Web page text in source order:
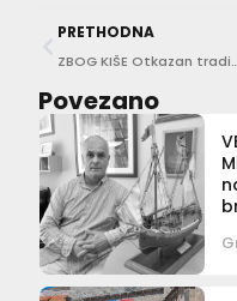
PRETHODNA
ZBOG KIŠE Otkazan tradicionalni Novogodišnji koncert Dubrovačkog simfonijskog orkestra
Povezano